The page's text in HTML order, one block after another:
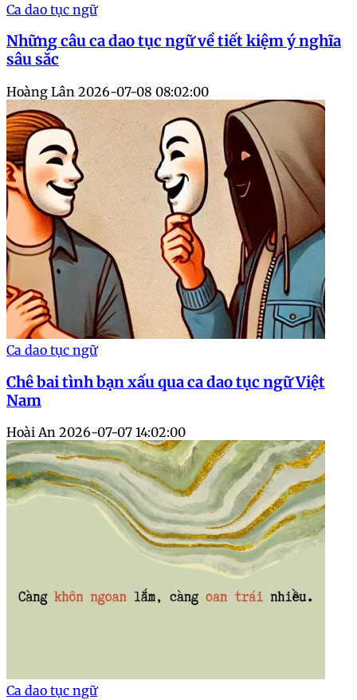
Ca dao tục ngữ
Những câu ca dao tục ngữ về tiết kiệm ý nghĩa
sâu sắc
Hoàng Lân 2026-07-08 08:02:00
Ca dao tục ngữ
Chê bai tình bạn xấu qua ca dao tục ngữ Việt
Nam
Hoài An 2026-07-07 14:02:00
Ca dao tục ngữ